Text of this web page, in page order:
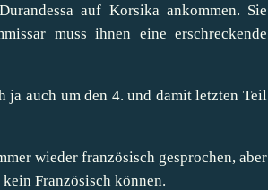
auf Korsika ankommen. Sie
muss ihnen eine erschreckende
auch um den 4. und damit letzten Teil
wieder französisch gesprochen, aber
Französisch können.